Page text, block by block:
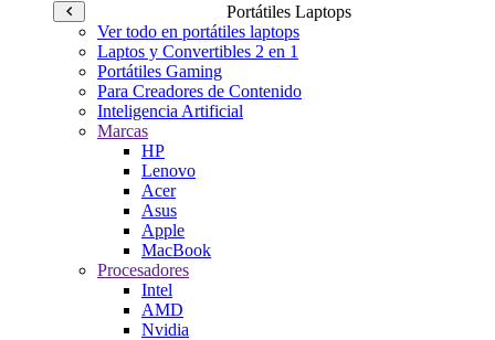
Portátiles Laptops
Ver todo en portátiles laptops
Laptos y Convertibles 2 en 1
Portátiles Gaming
Para Creadores de Contenido
Inteligencia Artificial
Marcas
HP
Lenovo
Acer
Asus
Apple
MacBook
Procesadores
Intel
AMD
Nvidia